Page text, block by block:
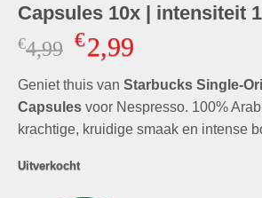
Capsules 10x | intensiteit
€4,99 Oorspronkelijke
prijs
was:
€4,99.
€2,99Huidige
is:
€2,99.
Geniet thuis van Starbucks Single-
Capsules voor Nespresso. 100%
krachtige, kruidige smaak en intense
Uitverkocht